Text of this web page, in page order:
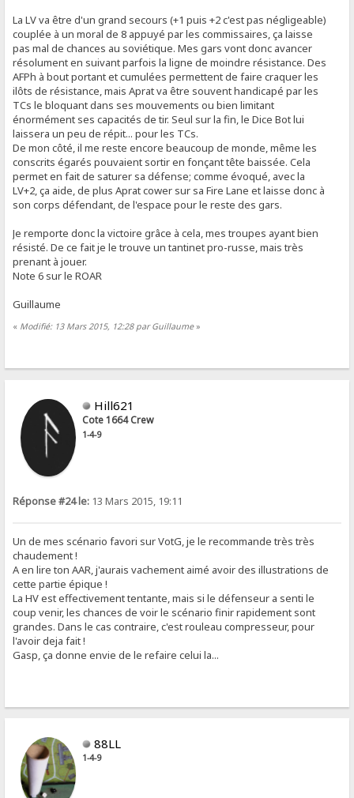
La LV va être d'un grand secours (+1 puis +2 c'est pas négligeable)
couplée à un moral de 8 appuyé par les commissaires, ça laisse
pas mal de chances au soviétique. Mes gars vont donc avancer
résolument en suivant parfois la ligne de moindre résistance. Des
AFPh à bout portant et cumulées permettent de faire craquer les
ilôts de résistance, mais Aprat va être souvent handicapé par les
TCs le bloquant dans ses mouvements ou bien limitant
énormément ses capacités de tir. Seul sur la fin, le Dice Bot lui
laissera un peu de répit... pour les TCs.
De mon côté, il me reste encore beaucoup de monde, même les
conscrits égarés pouvaient sortir en fonçant tête baissée. Cela
permet en fait de saturer sa défense; comme évoqué, avec la
LV+2, ça aide, de plus Aprat cower sur sa Fire Lane et laisse donc à
son corps défendant, de l'espace pour le reste des gars.
Je remporte donc la victoire grâce à cela, mes troupes ayant bien
résisté. De ce fait je le trouve un tantinet pro-russe, mais très
prenant à jouer.
Note 6 sur le ROAR
Guillaume
« Modifié: 13 Mars 2015, 12:28 par Guillaume»
Hill621
Cote 1664 Crew
1-4-9
Réponse #24 le: 13 Mars 2015, 19:11
Un de mes scénario favori sur VotG, je le recommande très très
chaudement !
A en lire ton AAR, j'aurais vachement aimé avoir des illustrations de
cette partie épique !
La HV est effectivement tentante, mais si le défenseur a senti le
coup venir, les chances de voir le scénario finir rapidement sont
grandes. Dans le cas contraire, c'est rouleau compresseur, pour
l'avoir deja fait !
Gasp, ça donne envie de le refaire celui la...
88LL
1-4-9